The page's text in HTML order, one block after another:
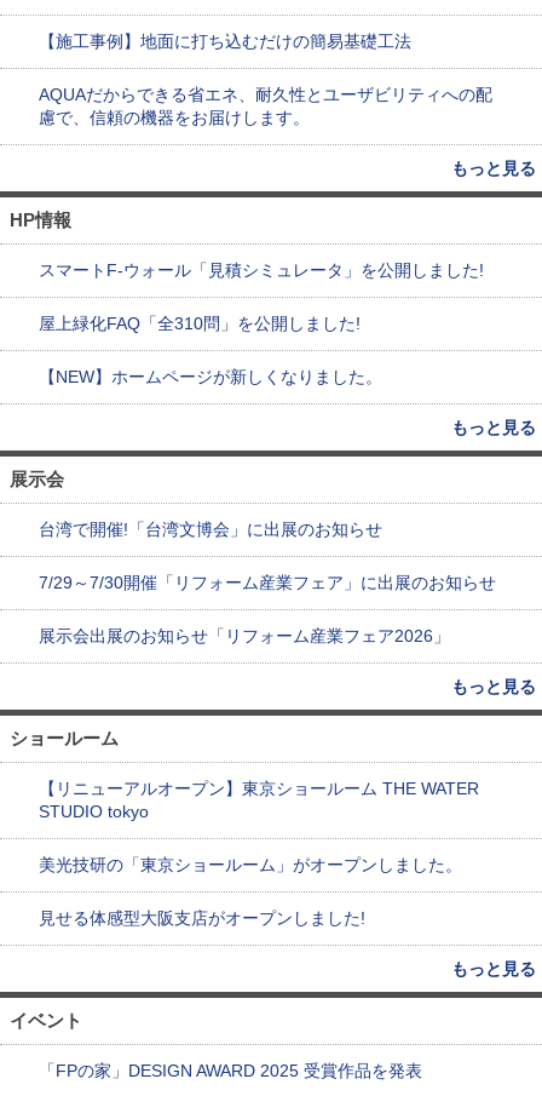
【施工事例】地面に打ち込むだけの簡易基礎工法
AQUAだからできる省エネ、耐久性とユーザビリティへの配
慮で、信頼の機器をお届けします。
もっと見る
HP情報
スマートF-ウォール「見積シミュレータ」を公開しました!
屋上緑化FAQ「全310問」を公開しました!
【NEW】ホームページが新しくなりました。
もっと見る
展示会
台湾で開催!「台湾文博会」に出展のお知らせ
7/29～7/30開催「リフォーム産業フェア」に出展のお知らせ
展示会出展のお知らせ「リフォーム産業フェア2026」
もっと見る
ショールーム
【リニューアルオープン】東京ショールーム THE WATER
STUDIO tokyo
美光技研の「東京ショールーム」がオープンしました。
見せる体感型大阪支店がオープンしました!
もっと見る
イベント
「FPの家」DESIGN AWARD 2025 受賞作品を発表